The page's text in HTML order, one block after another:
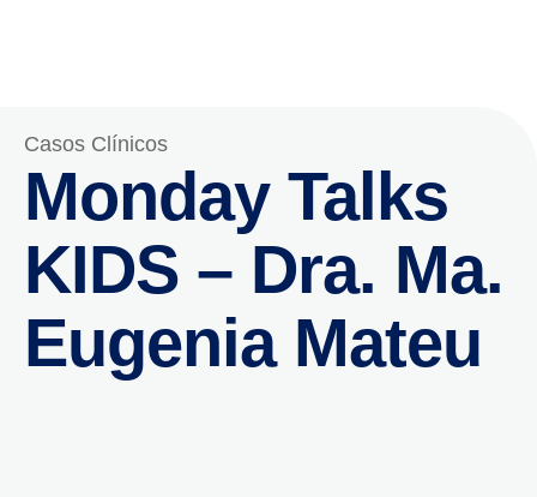
Casos Clínicos
Monday Talks
KIDS – Dra. Ma.
Eugenia Mateu